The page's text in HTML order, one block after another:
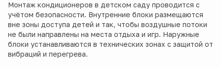
Монтаж кондиционеров в детском саду проводится с
учётом безопасности. Внутренние блоки размещаются
вне зоны доступа детей и так, чтобы воздушные потоки
не были направлены на места отдыха и игр. Наружные
блоки устанавливаются в технических зонах с защитой от
вибраций и перегрева.